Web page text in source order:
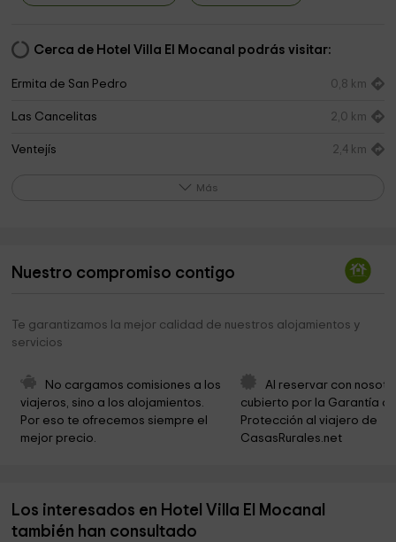
Cerca de Hotel Villa El Mocanal podrás visitar:
Ermita de San Pedro 0,8 km
Las Cancelitas 2,0 km
Ventejís 2,4 km
Fundación Virgen de los Reyes 3,0 km
Iglesia de la Concepción
Iglesia De La Sagrada Familia
Ermita de la Virgen de la Peña
Roques de Salmor 5,3 km
Senderola Maceta Punta grade
Más
Nuestro compromiso contigo
Te garantizamos la mejor calidad de nuestros alojamientos y
servicios
No cargamos comisiones a los
viajeros, sino a los alojamientos.
Por eso te ofrecemos siempre el
mejor precio.
Al reservar con
cubierto por la Garantía
Protección al viajero de
CasasRurales.net
Los interesados en Hotel Villa El Mocanal
también han consultado